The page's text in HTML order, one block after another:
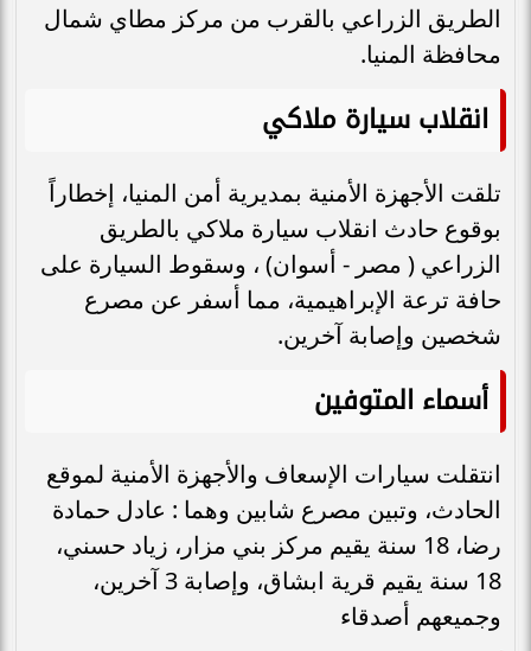
الطريق الزراعي بالقرب من مركز مطاي شمال
محافظة المنيا.
انقلاب سيارة ملاكي
تلقت الأجهزة الأمنية بمديرية أمن المنيا، إخطاراً
بوقوع حادث انقلاب سيارة ملاكي بالطريق
الزراعي ( مصر - أسوان) ، وسقوط السيارة على
حافة ترعة الإبراهيمية، مما أسفر عن مصرع
شخصين وإصابة آخرين.
أسماء المتوفين
انتقلت سيارات الإسعاف والأجهزة الأمنية لموقع
الحادث، وتبين مصرع شابين وهما : عادل حمادة
رضا، 18 سنة يقيم مركز بني مزار، زياد حسني،
18 سنة يقيم قرية ابشاق، وإصابة 3 آخرين،
وجميعهم أصدقاء